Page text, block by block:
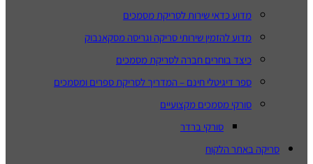
מדוע כדאי שירות לסריקת מסמכים
מדוע להזמין שירותי סריקה וגריסה מסקאנבוק
כיצד בוחרים חברה לסריקת מסמכים
ספר דיגיטלי חינם – המדריך לסריקת ספרים ומסמכים
סורקי מסמכים מקצועיים
סורקי ברדר
סריקה באתר הלקוח